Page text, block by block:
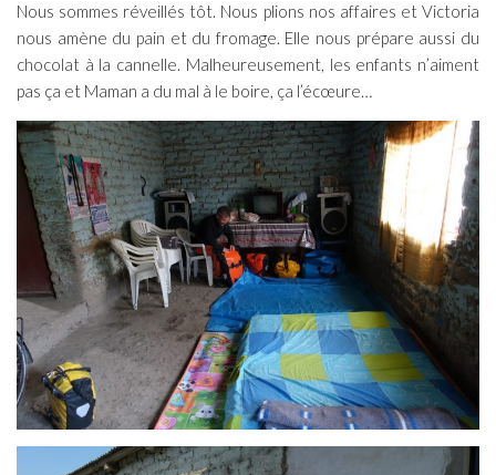
Nous sommes réveillés tôt. Nous plions nos affaires et Victoria
nous amène du pain et du fromage. Elle nous prépare aussi du
chocolat à la cannelle. Malheureusement, les enfants n’aiment
pas ça et Maman a du mal à le boire, ça l’écœure…